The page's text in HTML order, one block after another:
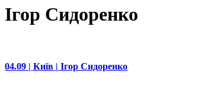
Ігор Сидоренко
04.09 | Київ | Ігор Сидоренко